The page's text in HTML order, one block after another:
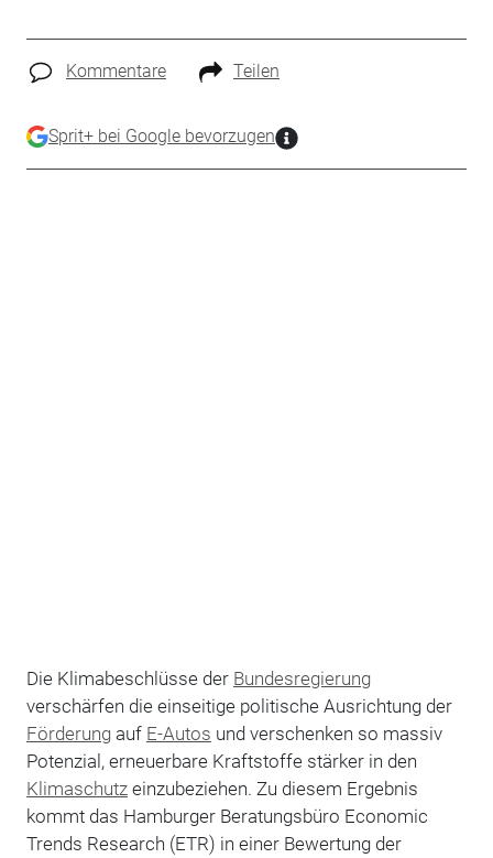
Kommentare Teilen
Sprit+ bei Google bevorzugen
Die Klimabeschlüsse der Bundesregierung
verschärfen die einseitige politische Ausrichtung der
Förderungauf E-Autos und verschenken so massiv
Potenzial, erneuerbare Kraftstoffe stärker in den
Klimaschutzeinzubeziehen. Zu diesem Ergebnis
kommt das Hamburger Beratungsbüro Economic
Trends Research (ETR) in einer Bewertung der